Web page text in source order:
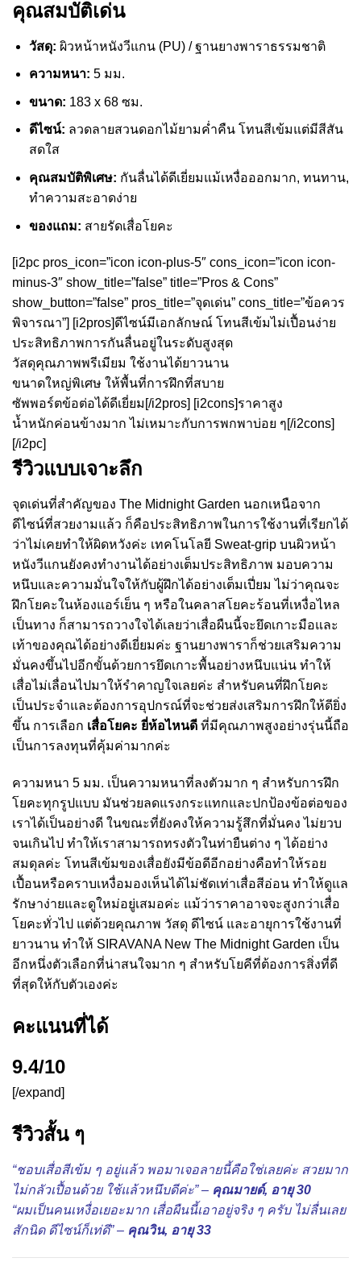
คุณสมบัติเด่น
วัสดุ: ผิวหน้าหนังวีแกน (PU) / ฐานยางพาราธรรมชาติ
ความหนา: 5 มม.
ขนาด: 183 x 68 ซม.
ดีไซน์: ลวดลายสวนดอกไม้ยามค่ำคืน โทนสีเข้มแต่มีสีสัน
สดใส
คุณสมบัติพิเศษ: กันลื่นได้ดีเยี่ยมแม้เหงื่อออกมาก, ทนทาน,
ทำความสะอาดง่าย
ของแถม: สายรัดเสื่อโยคะ
[i2pc pros_icon=”icon icon-plus-5″ cons_icon=”icon icon-
minus-3″ show_title=”false” title=”Pros & Cons”
show_button=”false” pros_title=”จุดเด่น” cons_title=”ข้อควร
พิจารณา”] [i2pros]ดีไซน์มีเอกลักษณ์ โทนสีเข้มไม่เปื้อนง่าย
ประสิทธิภาพการกันลื่นอยู่ในระดับสูงสุด
วัสดุคุณภาพพรีเมียม ใช้งานได้ยาวนาน
ขนาดใหญ่พิเศษ ให้พื้นที่การฝึกที่สบาย
ซัพพอร์ตข้อต่อได้ดีเยี่ยม[/i2pros] [i2cons]ราคาสูง
น้ำหนักค่อนข้างมาก ไม่เหมาะกับการพกพาบ่อย ๆ[/i2cons]
[/i2pc]
รีวิวแบบเจาะลึก
จุดเด่นที่สำคัญของ The Midnight Garden นอกเหนือจาก
ดีไซน์ที่สวยงามแล้ว ก็คือประสิทธิภาพในการใช้งานที่เรียกได้
ว่าไม่เคยทำให้ผิดหวังค่ะ เทคโนโลยี Sweat-grip บนผิวหน้า
หนังวีแกนยังคงทำงานได้อย่างเต็มประสิทธิภาพ มอบความ
หนึบและความมั่นใจให้กับผู้ฝึกได้อย่างเต็มเปี่ยม ไม่ว่าคุณจะ
ฝึกโยคะในห้องแอร์เย็น ๆ หรือในคลาสโยคะร้อนที่เหงื่อไหล
เป็นทาง ก็สามารถวางใจได้เลยว่าเสื่อผืนนี้จะยึดเกาะมือและ
เท้าของคุณได้อย่างดีเยี่ยมค่ะ ฐานยางพาราก็ช่วยเสริมความ
มั่นคงขึ้นไปอีกขั้นด้วยการยึดเกาะพื้นอย่างหนึบแน่น ทำให้
เสื่อไม่เลื่อนไปมาให้รำคาญใจเลยค่ะ สำหรับคนที่ฝึกโยคะ
เป็นประจำและต้องการอุปกรณ์ที่จะช่วยส่งเสริมการฝึกให้ดียิ่ง
ขึ้น การเลือก เสื่อโยคะ ยี่ห้อไหนดี ที่มีคุณภาพสูงอย่างรุ่นนี้ถือ
เป็นการลงทุนที่คุ้มค่ามากค่ะ
ความหนา 5 มม. เป็นความหนาที่ลงตัวมาก ๆ สำหรับการฝึก
โยคะทุกรูปแบบ มันช่วยลดแรงกระแทกและปกป้องข้อต่อของ
เราได้เป็นอย่างดี ในขณะที่ยังคงให้ความรู้สึกที่มั่นคง ไม่ยวบ
จนเกินไป ทำให้เราสามารถทรงตัวในท่ายืนต่าง ๆ ได้อย่าง
สมดุลค่ะ โทนสีเข้มของเสื่อยังมีข้อดีอีกอย่างคือทำให้รอย
เปื้อนหรือคราบเหงื่อมองเห็นได้ไม่ชัดเท่าเสื่อสีอ่อน ทำให้ดูแล
รักษาง่ายและดูใหม่อยู่เสมอค่ะ แม้ว่าราคาอาจจะสูงกว่าเสื่อ
โยคะทั่วไป แต่ด้วยคุณภาพ วัสดุ ดีไซน์ และอายุการใช้งานที่
ยาวนาน ทำให้ SIRAVANA New The Midnight Garden เป็น
อีกหนึ่งตัวเลือกที่น่าสนใจมาก ๆ สำหรับโยคีที่ต้องการสิ่งที่ดี
ที่สุดให้กับตัวเองค่ะ
คะแนนที่ได้
9.4/10
[/expand]
รีวิวสั้น ๆ
“ชอบเสื่อสีเข้ม ๆ อยู่แล้ว พอมาเจอลายนี้คือใช่เลยค่ะ สวยมาก
ไม่กลัวเปื้อนด้วย ใช้แล้วหนึบดีค่ะ” – คุณมายด์, อายุ 30
“ผมเป็นคนเหงื่อเยอะมาก เสื่อผืนนี้เอาอยู่จริง ๆ ครับ ไม่ลื่นเลย
สักนิด ดีไซน์ก็เท่ดี” – คุณวิน, อายุ 33